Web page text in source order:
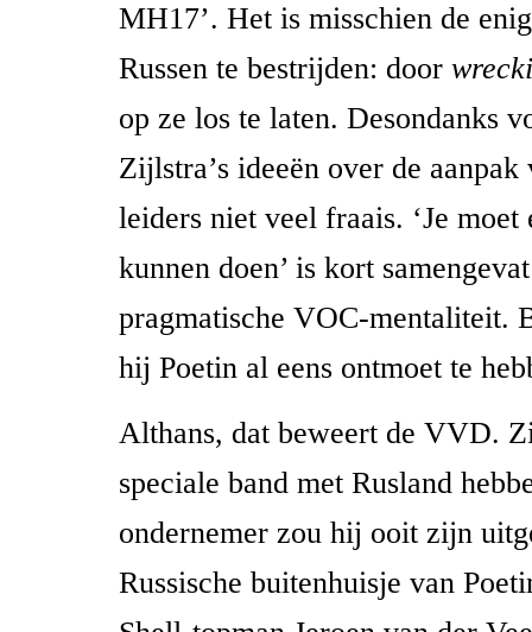
MH17’. Het is misschien de
Russen te bestrijden: door
op ze los te laten. Desondanks
Zijlstra’s ideeën over de
leiders niet veel fraais. ‘Je moet
kunnen doen’ is kort
pragmatische VOC-mentaliteit.
hij Poetin al eens ontmoet te
Althans, dat beweert de VVD.
speciale band met Rusland
ondernemer zou hij ooit zijn
Russische buitenhuisje van